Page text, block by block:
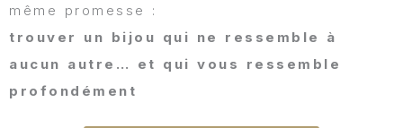
même promesse :
trouver un bijou qui ne ressemble à
aucun autre… et qui vous ressemble
profondément